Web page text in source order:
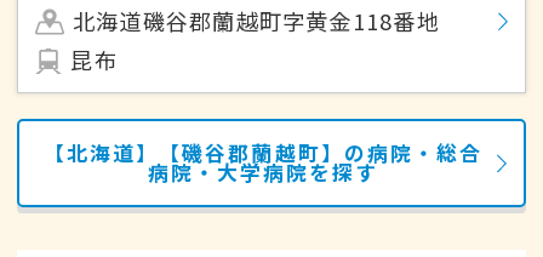
北海道磯谷郡蘭越町字黄金118番地
昆布
【北海道】【磯谷郡蘭越町】の病院・総合
病院・大学病院を探す